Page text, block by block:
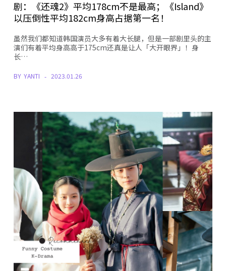
剧：《还魂2》平均178cm不是最高；《Island》
以压倒性平均182cm身高占据第一名！
虽然我们都知道韩国演员大多有着大长腿，但是一部剧里头的主
演们有着平均身高高于175cm还真是让人「大开眼界」！身
长…
BY YANTI 2023.01.26